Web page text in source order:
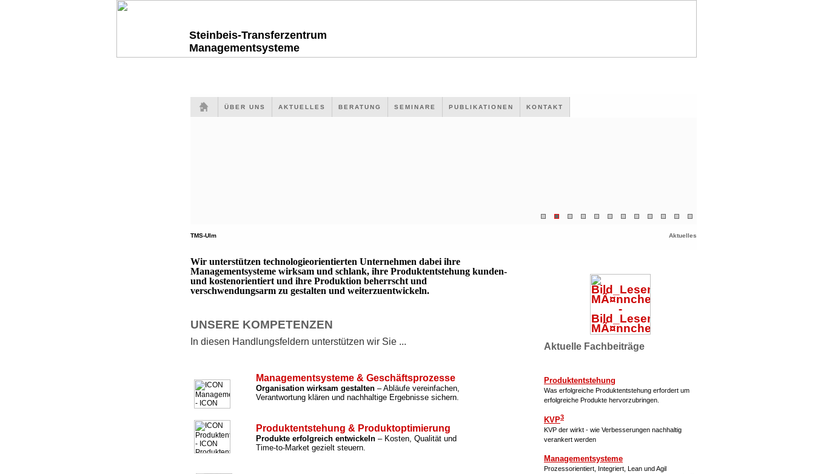
Steinbeis-Transferzentrum
Managementsysteme
ÜBER UNS AKTUELLES BERATUNG SEMINARE PUBLIKATIONEN KONTAKT
TMS-Ulm Aktuelles
Wir unterstützen technologieorientierten Unternehmen dabei ihre
Managementsysteme wirksam und schlank, ihre Produktentstehung kunden-
und kostenorientiert und ihre Produktion beherrscht und
verschwendungsarm zu gestalten und weiterzuentwickeln.
UNSERE KOMPETENZEN
In diesen Handlungsfeldern unterstützen wir Sie ...
Managementsysteme & Geschäftsprozesse
Organisation wirksam gestalten – Abläufe vereinfachen,
Verantwortung klären und nachhaltige Ergebnisse sichern.
Produktentstehung & Produktoptimierung
Produkte erfolgreich entwickeln – Kosten, Qualität und
Time-to-Market gezielt steuern.
Aktuelle Fachbeiträge
Produktentstehung
Was erfolgreiche Produktentstehung erfordert um
erfolgreiche Produkte hervorzubringen.
KVP3
KVP der wirkt - wie Verbesserungen nachhaltig
verankert werden
Managementsysteme
Prozessorientiert, Integriert, Lean und Agil